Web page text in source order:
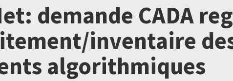
demande CADA
inventaire
algorithmiques